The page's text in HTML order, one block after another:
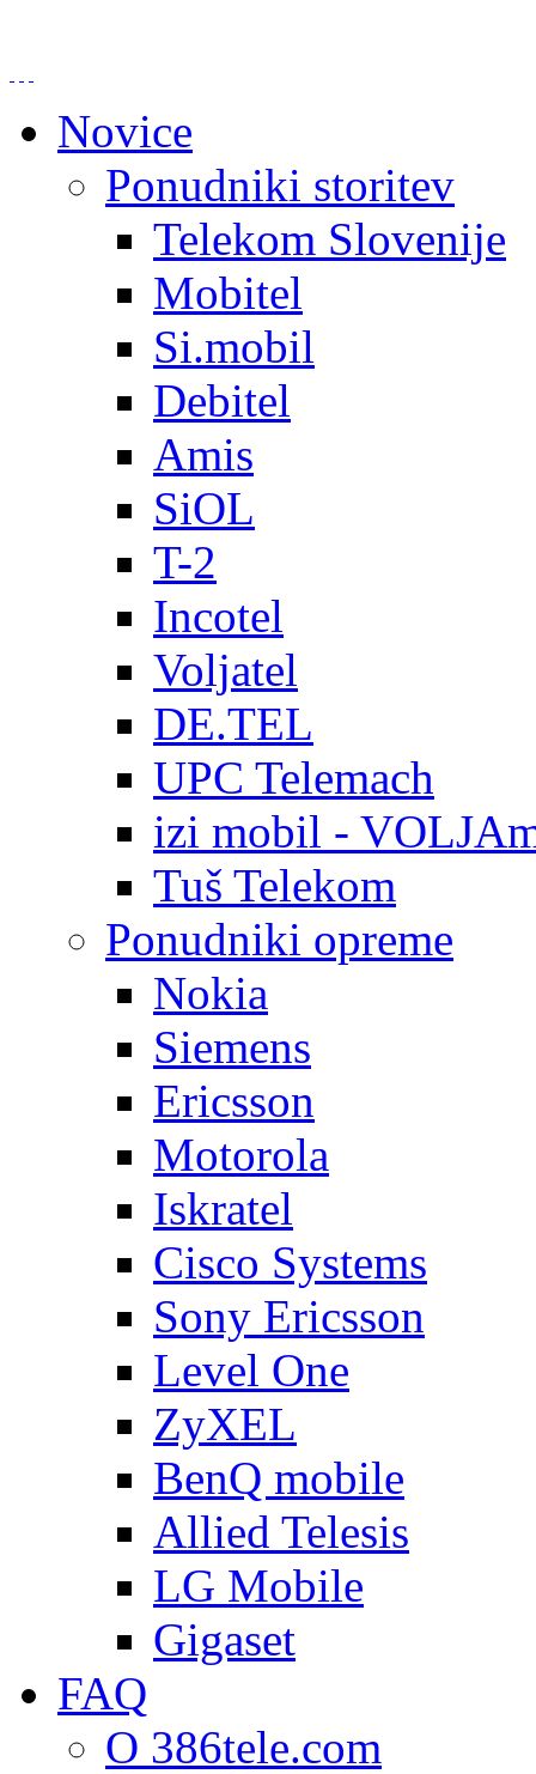
Novice
Ponudniki storitev
Telekom Slovenije
Mobitel
Si.mobil
Debitel
Amis
SiOL
T-2
Incotel
Voljatel
DE.TEL
UPC Telemach
izi mobil -
Tuš Telekom
Ponudniki opreme
Nokia
Siemens
Ericsson
Motorola
Iskratel
Cisco Systems
Sony Ericsson
Level One
ZyXEL
BenQ mobile
Allied Telesis
LG Mobile
Gigaset
FAQ
O 386tele.com